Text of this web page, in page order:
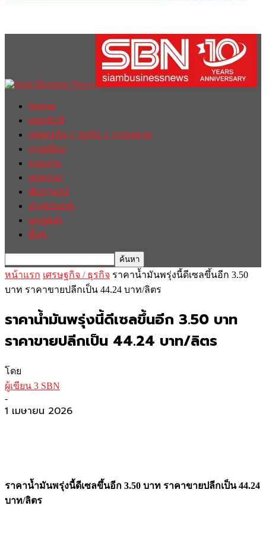
Home
ฮอตนิวส์
เศรษฐกิจ / ธุรกิจ / การตลาด
การเมือง
รายงาน
บทความ
สัมภาษณ์
ต่างประเทศ
english
อื่นๆ
หน้าแรก เศรษฐกิจ / ธุรกิจ ราคาน้ำมันพรุ่งนี้ดีเซลขึ้นอีก 3.50
บาท ราคาขายปลีกเป็น 44.24 บาท/ลิตร
ราคาน้ำมันพรุ่งนี้ดีเซลขึ้นอีก 3.50 บาท
ราคาขายปลีกเป็น 44.24 บาท/ลิตร
โดย
ผู้เขียน 3 SBN
-
1 เมษายน 2026
ราคาน้ำมันพรุ่งนี้ดีเซลขึ้นอีก 3.50 บาท ราคาขายปลีกเป็น 44.24
บาท/ลิตร